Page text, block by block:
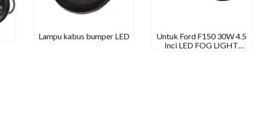
Lampu kabus bumper LED
Untuk Ford F150 30W 4.5
Inci LED FOG LIGHT